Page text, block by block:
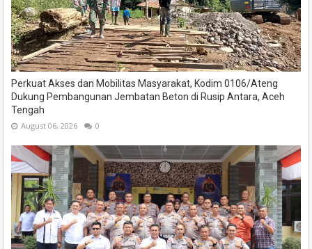
Perkuat Akses dan Mobilitas Masyarakat, Kodim 0106/Ateng
Dukung Pembangunan Jembatan Beton di Rusip Antara, Aceh
Tengah
August 06, 2026 0